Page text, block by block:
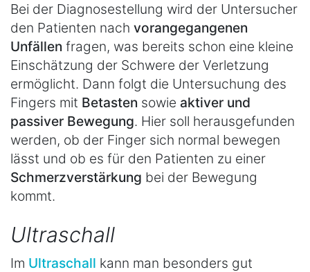
Bei der Diagnosestellung wird der Untersucher
den Patienten nach vorangegangenen
Unfällen fragen, was bereits schon eine kleine
Einschätzung der Schwere der Verletzung
ermöglicht. Dann folgt die Untersuchung des
Fingers mit Betasten sowie aktiver und
passiver Bewegung. Hier soll herausgefunden
werden, ob der Finger sich normal bewegen
lässt und ob es für den Patienten zu einer
Schmerzverstärkung bei der Bewegung
kommt.
Ultraschall
Im Ultraschall kann man besonders gut